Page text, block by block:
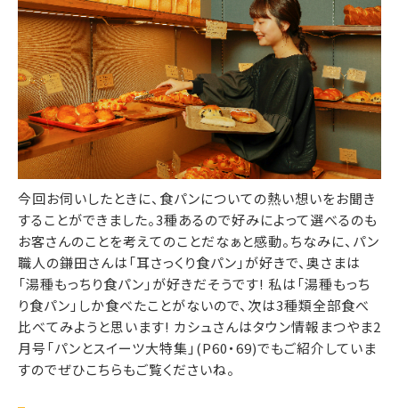
今回お伺いしたときに、食パンについての熱い想いをお聞き
することができました。3種あるので好みによって選べるのも
お客さんのことを考えてのことだなぁと感動。ちなみに、パン
職人の鎌田さんは「耳さっくり食パン」が好きで、奥さまは
「湯種もっちり食パン」が好きだそうです! 私は「湯種もっち
り食パン」しか食べたことがないので、次は3種類全部食べ
比べてみようと思います! カシュさんはタウン情報まつやま2
月号「パンとスイーツ大特集」(P60・69)でもご紹介していま
すのでぜひこちらもご覧くださいね。